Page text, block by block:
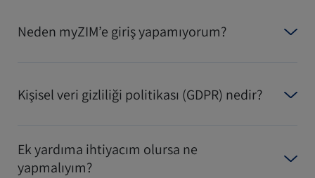
Neden myZIM’e giriş yapamıyorum?
Kişisel veri gizliliği politikası (GDPR) nedir?
Ek yardıma ihtiyacım olursa ne
yapmalıyım?